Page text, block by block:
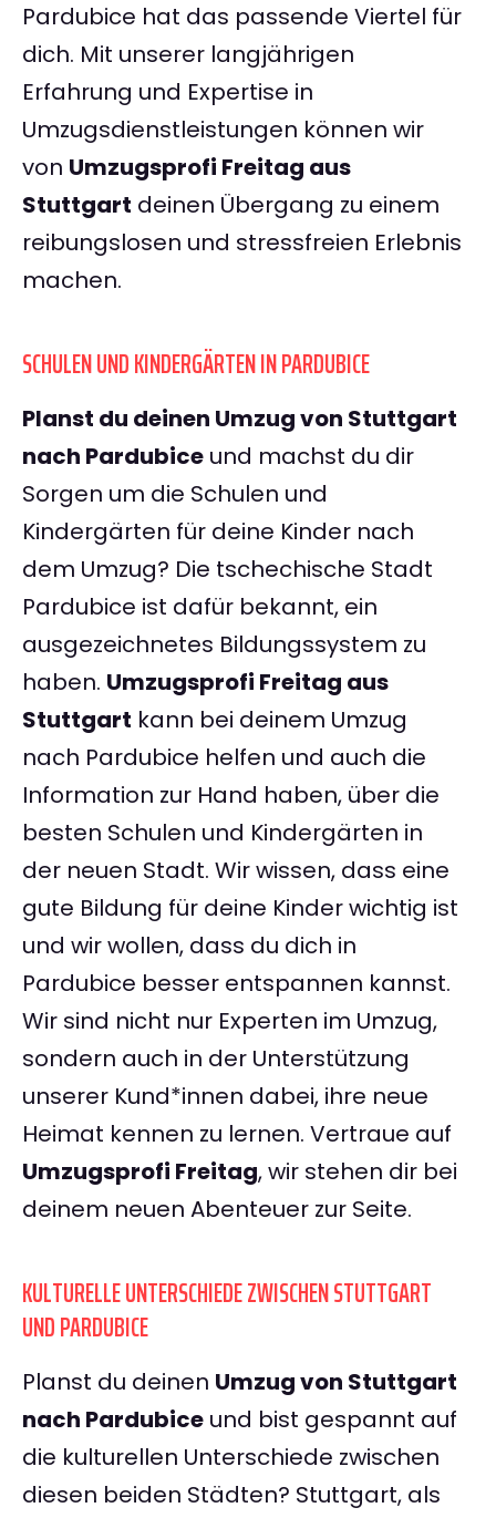
Pardubice hat das passende Viertel für
dich. Mit unserer langjährigen
Erfahrung und Expertise in
Umzugsdienstleistungen können wir
von Umzugsprofi Freitag aus
Stuttgart deinen Übergang zu einem
reibungslosen und stressfreien Erlebnis
machen.
SCHULEN UND KINDERGÄRTEN IN PARDUBICE
Planst du deinen Umzug von Stuttgart
nach Pardubice und machst du dir
Sorgen um die Schulen und
Kindergärten für deine Kinder nach
dem Umzug? Die tschechische Stadt
Pardubice ist dafür bekannt, ein
ausgezeichnetes Bildungssystem zu
haben. Umzugsprofi Freitag aus
Stuttgart kann bei deinem Umzug
nach Pardubice helfen und auch die
Information zur Hand haben, über die
besten Schulen und Kindergärten in
der neuen Stadt. Wir wissen, dass eine
gute Bildung für deine Kinder wichtig ist
und wir wollen, dass du dich in
Pardubice besser entspannen kannst.
Wir sind nicht nur Experten im Umzug,
sondern auch in der Unterstützung
unserer Kund*innen dabei, ihre neue
Heimat kennen zu lernen. Vertraue auf
Umzugsprofi Freitag, wir stehen dir bei
deinem neuen Abenteuer zur Seite.
KULTURELLE UNTERSCHIEDE ZWISCHEN STUTTGART
UND PARDUBICE
Planst du deinen Umzug von Stuttgart
nach Pardubice und bist gespannt auf
die kulturellen Unterschiede zwischen
diesen beiden Städten? Stuttgart, als